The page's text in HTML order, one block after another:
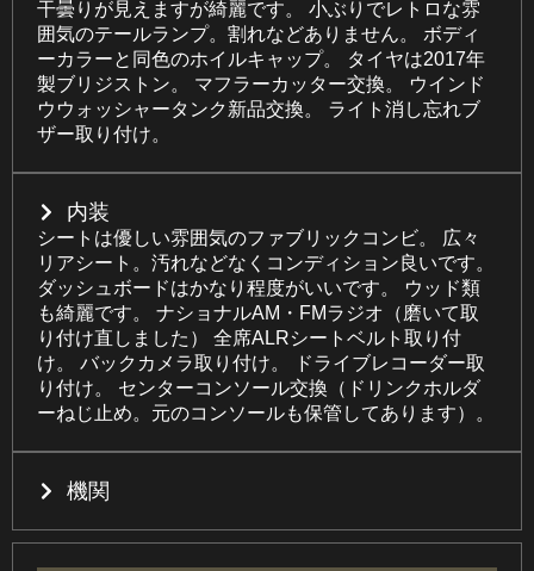
干曇りが見えますが綺麗です。 小ぶりでレトロな雰
囲気のテールランプ。割れなどありません。 ボディ
ーカラーと同色のホイルキャップ。 タイヤは2017年
製ブリジストン。 マフラーカッター交換。 ウインド
ウウォッシャータンク新品交換。 ライト消し忘れブ
ザー取り付け。
内装
シートは優しい雰囲気のファブリックコンビ。 広々
リアシート。汚れなどなくコンディション良いです。
ダッシュボードはかなり程度がいいです。 ウッド類
も綺麗です。 ナショナルAM・FMラジオ（磨いて取
り付け直しました） 全席ALRシートベルト取り付
け。 バックカメラ取り付け。 ドライブレコーダー取
り付け。 センターコンソール交換（ドリンクホルダ
ーねじ止め。元のコンソールも保管してあります）。
機関